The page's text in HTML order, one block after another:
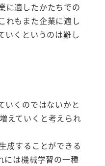
に適したかたちでの
れもまた企業に適し
いくというのは難し
いくのではないかと
えていくと考えられ
成することができる
には機械学習の一種